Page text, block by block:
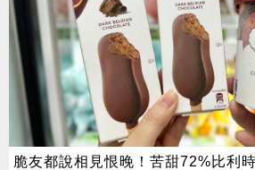
脆友都說相見恨晚！苦甜72%比利